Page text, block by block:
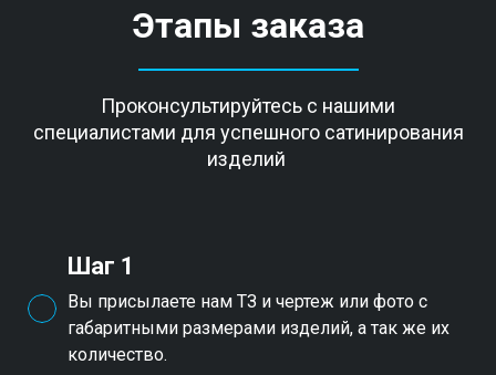
Этапы заказа
Проконсультируйтесь с нашими
специалистами для успешного сатинирования
изделий
Шаг 1
Вы присылаете нам ТЗ и чертеж или фото с
габаритными размерами изделий, а так же их
количество.